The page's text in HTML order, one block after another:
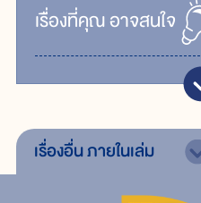
เรื่ิองที่คุณอาจสนใจ
เรื่องอื่นภายในเล่ม